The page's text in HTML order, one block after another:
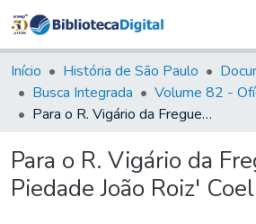
&
Coleções
Tudo na
Biblioteca
Estatísticas
Início História de São Paulo
Busca Integrada
Para o R. Vigário da Freguesia da Piedade João Roiz' Coelho
Para o R. Vigário da
Piedade João Roiz'